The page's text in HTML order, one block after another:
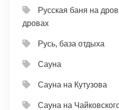
Русская баня на
дровах
Русь, база отдыха
Сауна
Сауна на Кутузова
Сауна на